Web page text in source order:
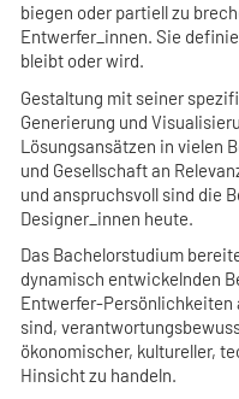
biegen oder partiell zu
Entwerfer_innen. Sie
bleibt oder wird.
Gestaltung mit seiner
Generierung und
Lösungsansätzen in vielen
und Gesellschaft an
und anspruchsvoll sind die
Designer_innen heute.
Das Bachelorstudium
dynamisch entwickelnden
Entwerfer-Persönlichkeiten
sind,
ökonomischer, kultureller,
Hinsicht zu handeln.